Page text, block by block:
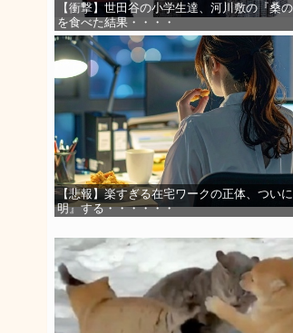
【衝撃】世田谷の小学生達、河川敷の『桑の
を食べた結果・・・・
【悲報】楽すぎる在宅ワークの正体、ついに
明』する・・・・・・